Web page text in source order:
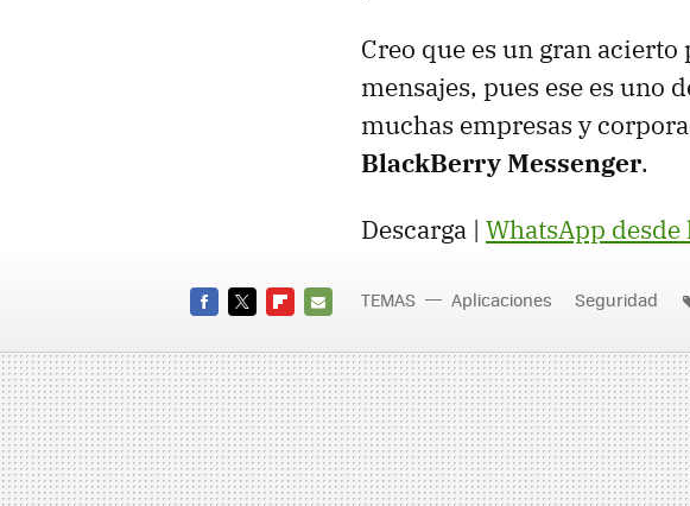
Creo que es un gran
mensajes, pues ese es uno
muchas empresas y
BlackBerry Messenger.
Descarga | WhatsApp desde
MAIL
TEMAS Aplicaciones Seguridad